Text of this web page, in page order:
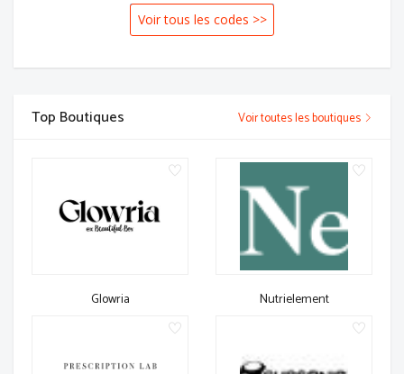
Voir tous les codes >>
Top Boutiques Voir toutes les boutiques
Glowria Nutrielement